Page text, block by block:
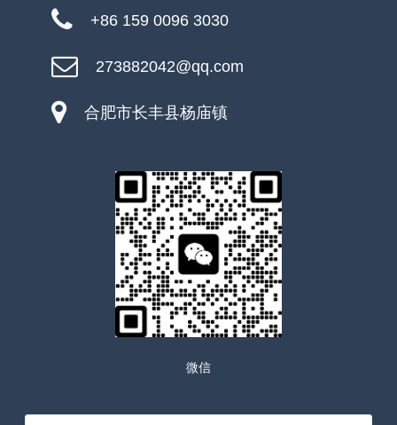
+86 159 0096 3030
273882042@qq.com
合肥市长丰县杨庙镇
微信